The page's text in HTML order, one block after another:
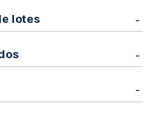
lotes -
-
-